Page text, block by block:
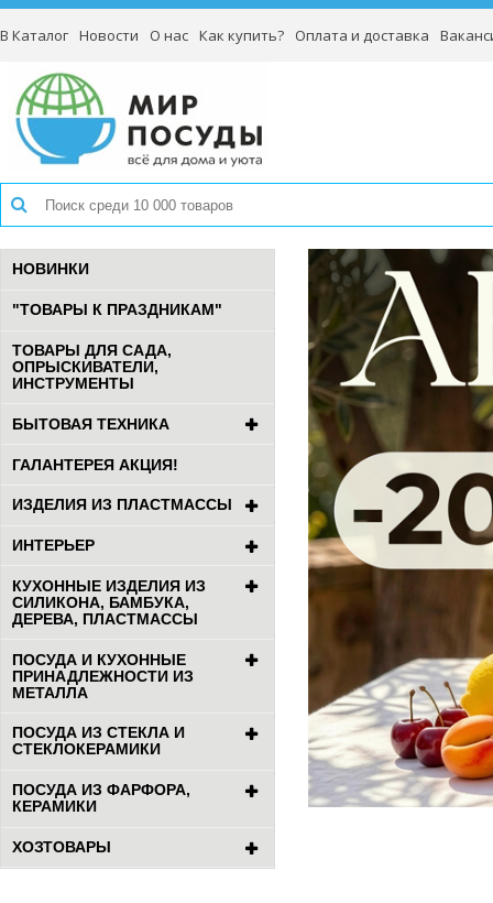
В Каталог Новости О нас Как купить? Оплата и доставка
НОВИНКИ
"ТОВАРЫ К ПРАЗДНИКАМ"
ТОВАРЫ ДЛЯ САДА,
ОПРЫСКИВАТЕЛИ,
ИНСТРУМЕНТЫ
БЫТОВАЯ ТЕХНИКА
ГАЛАНТЕРЕЯ АКЦИЯ!
ИЗДЕЛИЯ ИЗ ПЛАСТМАССЫ
ИНТЕРЬЕР
КУХОННЫЕ ИЗДЕЛИЯ ИЗ
СИЛИКОНА, БАМБУКА,
ДЕРЕВА, ПЛАСТМАССЫ
ПОСУДА И КУХОННЫЕ
ПРИНАДЛЕЖНОСТИ ИЗ
МЕТАЛЛА
ПОСУДА ИЗ СТЕКЛА И
СТЕКЛОКЕРАМИКИ
ПОСУДА ИЗ ФАРФОРА,
КЕРАМИКИ
ХОЗТОВАРЫ